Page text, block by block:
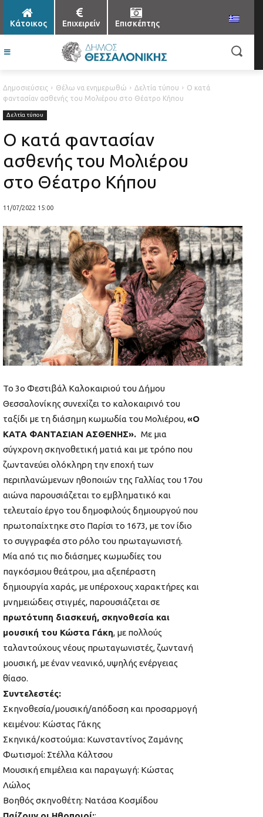
Κάτοικος Επιχειρείν Επισκέπτης
Δημοσιεύσεις Θέλω να ενημερωθώ Δελτία τύπου
Ο κατά
φαντασίαν ασθενής του Μολιέρου στο Θέατρο Κήπου
Δελτία τύπου
Ο κατά φαντασίαν
ασθενής του Μολιέρου
στο Θέατρο Κήπου
11/07/2022 15:00
Το 3ο Φεστιβάλ Καλοκαιριού του Δήμου
Θεσσαλονίκης συνεχίζει το καλοκαιρινό του
ταξίδι με τη διάσημη κωμωδία του Μολιέρου,«Ο
ΚΑΤΑ ΦΑΝΤΑΣΙΑΝ ΑΣΘΕΝΗΣ». Με μια
σύγχρονη σκηνοθετική ματιά και με τρόπο που
ζωντανεύει ολόκληρη την εποχή των
περιπλανώμενων ηθοποιών της Γαλλίας του 17ου
αιώνα παρουσιάζεται το εμβληματικό και
τελευταίο έργο του δημοφιλούς δημιουργού που
πρωτοπαίχτηκε στο Παρίσι το 1673, με τον ίδιο
το συγγραφέα στο ρόλο του πρωταγωνιστή.
Μία από τις πιο διάσημες κωμωδίες του
παγκόσμιου θεάτρου, μια αξεπέραστη
δημιουργία χαράς, με υπέροχους χαρακτήρες και
μνημειώδεις στιγμές, παρουσιάζεται σε
πρωτότυπη διασκευή, σκηνοθεσία και
μουσική του Κώστα Γάκη, με πολλούς
ταλαντούχους νέους πρωταγωνιστές, ζωντανή
μουσική, με έναν νεανικό, υψηλής ενέργειας
θίασο.
Συντελεστές:
Σκηνοθεσία/μουσική/απόδοση και προσαρμογή
κειμένου: Κώστας Γάκης
Σκηνικά/κοστούμια: Κωνσταντίνος Ζαμάνης
Φωτισμοί: Στέλλα Κάλτσου
Μουσική επιμέλεια και παραγωγή: Κώστας
Λώλος
Βοηθός σκηνοθέτη: Νατάσα Κοσμίδου